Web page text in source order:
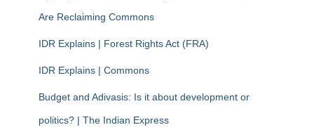
Are Reclaiming Commons
IDR Explains | Forest Rights Act (FRA)
IDR Explains | Commons
Budget and Adivasis: Is it about development or
politics? | The Indian Express